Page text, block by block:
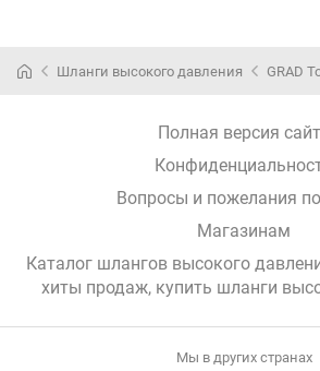
Шланги высокого давления GRAD
Полная версия
Вопросы и пожелания
Магазинам
Каталог шлангов высокого
хиты продаж, купить шланги
Мы в других странах